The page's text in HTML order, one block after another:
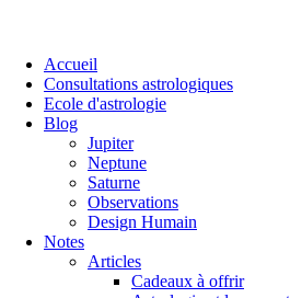
Accueil
Consultations astrologiques
Ecole d'astrologie
Blog
Jupiter
Neptune
Saturne
Observations
Design Humain
Notes
Articles
Cadeaux à offrir